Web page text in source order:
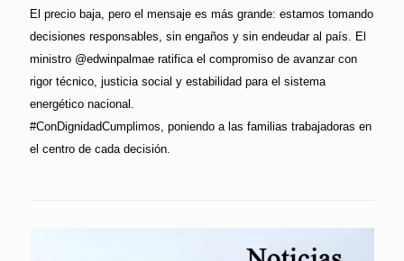
El precio baja, pero el mensaje es más grande: estamos tomando
decisiones responsables, sin engaños y sin endeudar al país. El
ministro @edwinpalmae ratifica el compromiso de avanzar con
rigor técnico, justicia social y estabilidad para el sistema
energético nacional.
#ConDignidadCumplimos, poniendo a las familias trabajadoras en
el centro de cada decisión.